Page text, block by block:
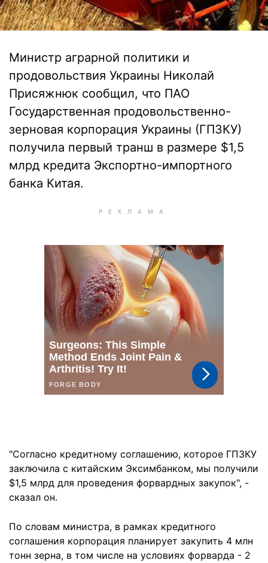
Министр аграрной политики и
продовольствия Украины Николай
Присяжнюк сообщил, что ПАО
Государственная продовольственно-
зерновая корпорация Украины (ГПЗКУ)
получила первый транш в размере $1,5
млрд кредита Экспортно-импортного
банка Китая.
"Согласно кредитному соглашению, которое ГПЗКУ
заключила с китайским Эксимбанком, мы получили
$1,5 млрд для проведения форвардных закупок", -
сказал он.
По словам министра, в рамках кредитного
соглашения корпорация планирует закупить 4 млн
тонн зерна, в том числе на условиях форварда - 2